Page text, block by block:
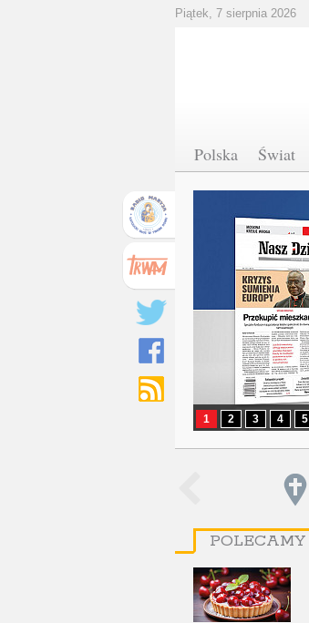
Piątek, 7 sierpnia 2026
Polska Świat
1 2 3 4 5
POLECAMY